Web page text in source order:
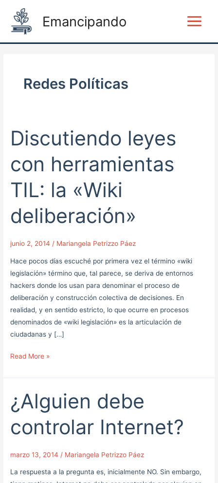
contenido
Emancipando
Menu
Redes Políticas
Discutiendo leyes
con herramientas
TIL: la «Wiki
deliberación»
junio 2, 2014 / Mariangela Petrizzo Páez
Hace pocos días escuché por primera vez el término «wiki
legislación» término que, tal parece, se deriva de entornos
hackers donde los usan para denominar el proceso de
deliberación y construcción colectiva de decisiones. En
realidad, y en sentido estricto, lo que ocurre en procesos
denominados de «wiki legislación» es la articulación de
ciudadanas y […]
Discutiendo
leyes
herramientas
deliberación»
Read More »
¿Alguien debe
controlar Internet?
marzo 13, 2014 / Mariangela Petrizzo Páez
La respuesta a la pregunta es, inicialmente NO. Sin embargo,
¿Alguien
debe
Internet?
pagination